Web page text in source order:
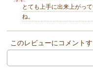
とても上手に出来上がっ
ね。
このレビューにコメントす